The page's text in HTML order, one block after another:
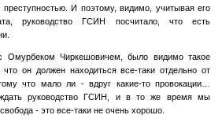
И поэтому, видимо, учитывая его
руководство ГСИН посчитало, что есть
Омурбеком Чиркешовичем, было видимо такое
он должен находиться все-таки отдельно от
что мало ли - вдруг какие-то провокации…
руководство ГСИН, и в то же время мы
- это все-таки не очень хорошо.